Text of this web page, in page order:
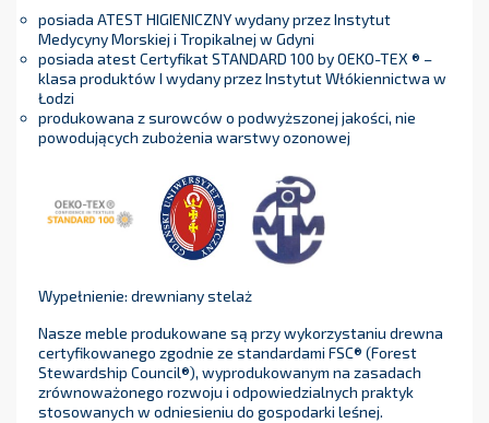
posiada ATEST HIGIENICZNY wydany przez Instytut
Medycyny Morskiej i Tropikalnej w Gdyni
posiada atest Certyfikat STANDARD 100 by OEKO-TEX ® –
klasa produktów I wydany przez Instytut Włókiennictwa w
Łodzi
produkowana z surowców o podwyższonej jakości, nie
powodujących zubożenia warstwy ozonowej
Wypełnienie: drewniany stelaż
Nasze meble produkowane są przy wykorzystaniu drewna
certyfikowanego zgodnie ze standardami FSC® (Forest
Stewardship Council®), wyprodukowanym na zasadach
zrównoważonego rozwoju i odpowiedzialnych praktyk
stosowanych w odniesieniu do gospodarki leśnej.